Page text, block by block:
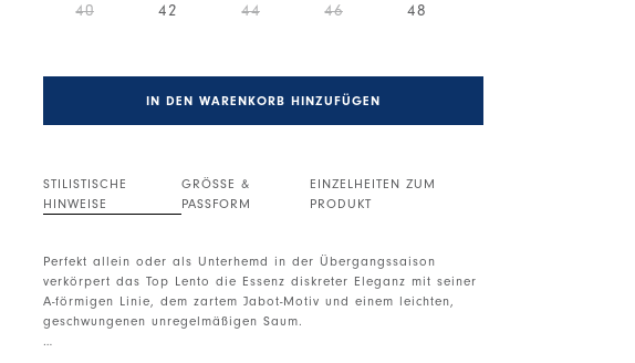
40 42 44 46 48
IN DEN WARENKORB HINZUFÜGEN
STILISTISCHE
HINWEISE
GRÖSSE &
PASSFORM
EINZELHEITEN ZUM
PRODUKT
Perfekt allein oder als Unterhemd in der Übergangssaison
verkörpert das Top Lento die Essenz diskreter Eleganz mit seiner
A-förmigen Linie, dem zartem Jabot-Motiv und einem leichten,
geschwungenen unregelmäßigen Saum.